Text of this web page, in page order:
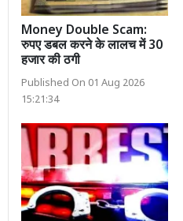
Money Double Scam:
रुपए डबल करने के लालच में 30
हजार की ठगी
Published On 01 Aug 2026
15:21:34